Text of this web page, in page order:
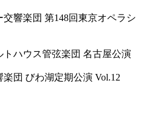
響楽団 第148回東京オペラシ
ハウス管弦楽団 名古屋公演
団 びわ湖定期公演 Vol.12